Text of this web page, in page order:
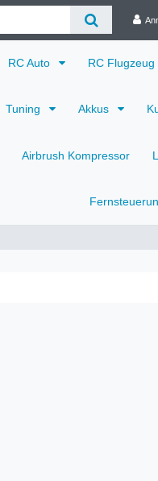
RC Auto RC Flugzeug
Tuning Akkus
Airbrush Kompressor